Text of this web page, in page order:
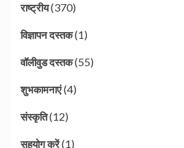
राष्ट्रीय(370)
विज्ञापन दस्तक(1)
वॉलीवुड दस्तक(55)
शुभकामनाएं(4)
संस्कृति(12)
सहयोग करें(1)